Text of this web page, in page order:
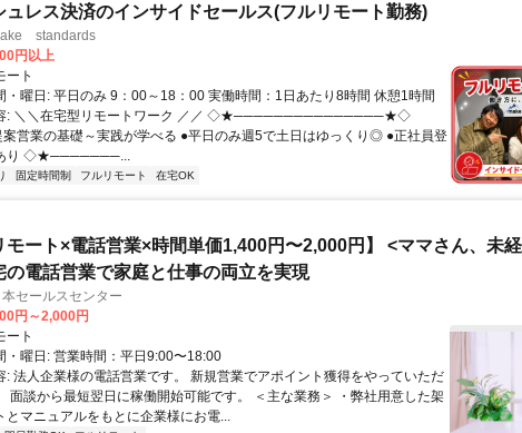
ュレス決済のインサイドセールス(フルリモート勤務)
standards
円以上
ート
・曜日: 平日のみ 9：00～18：00 実働時間：1日あたり8時間 休憩1時間
: ＼＼在宅型リモートワーク ／／ ◇★───────────────★◇
案営業の基礎～実践が学べる ●平日のみ週5で土日はゆっくり◎ ●正社員登
り ◇★───────...
固定時間制 フルリモート 在宅OK
モート×電話営業×時間単価1,400円〜2,000円】 <ママさん、未
の電話営業で家庭と仕事の両立を実現
セールスセンター
円～2,000円
ート
・曜日: 営業時間：平日9:00〜18:00
: 法人企業様の電話営業です。 新規営業でアポイント獲得をやっていただ
面談から最短翌日に稼働開始可能です。 ＜主な業務＞ ・弊社用意した架
とマニュアルをもとに企業様にお電...